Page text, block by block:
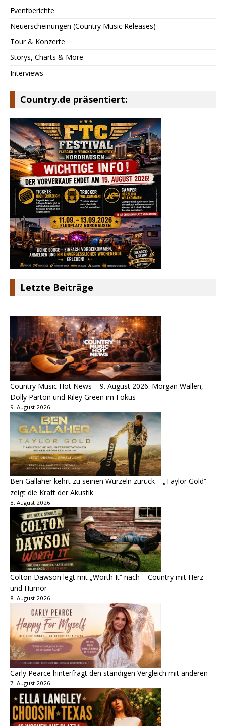
Eventberichte
Neuerscheinungen (Country Music Releases)
Tour & Konzerte
Storys, Charts & More
Interviews
Country.de präsentiert:
Letzte Beiträge
Country Music Hot News – 9. August 2026: Morgan Wallen,
Dolly Parton und Riley Green im Fokus
9. August 2026
Ben Gallaher kehrt zu seinen Wurzeln zurück – „Taylor Gold“
zeigt die Kraft der Akustik
8. August 2026
Colton Dawson legt mit „Worth It“ nach – Country mit Herz
und Humor
8. August 2026
Carly Pearce hinterfragt den ständigen Vergleich mit anderen
7. August 2026